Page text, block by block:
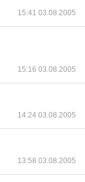
15:41 03.08.2005
15:16 03.08.2005
14:24 03.08.2005
13:58 03.08.2005